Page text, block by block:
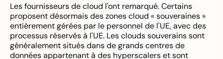
Les fournisseurs de cloud l'ont remarqué. Certains
proposent désormais des zones cloud « souveraines »
entièrement gérées par le personnel de l'UE, avec des
processus réservés à l'UE. Les clouds souverains sont
généralement situés dans de grands centres de
données appartenant à des hyperscalers et sont